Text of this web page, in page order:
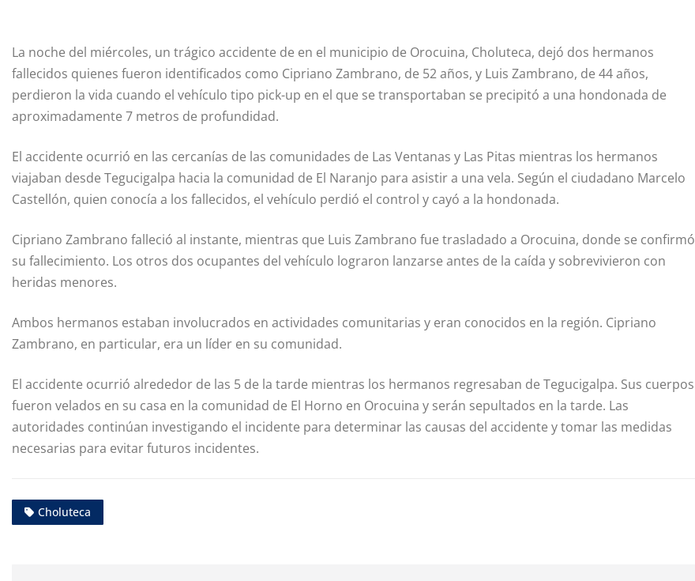
La noche del miércoles, un trágico accidente de en el municipio de Orocuina, Choluteca, dejó dos hermanos
fallecidos quienes fueron identificados como Cipriano Zambrano, de 52 años, y Luis Zambrano, de 44 años,
perdieron la vida cuando el vehículo tipo pick-up en el que se transportaban se precipitó a una hondonada de
aproximadamente 7 metros de profundidad.
El accidente ocurrió en las cercanías de las comunidades de Las Ventanas y Las Pitas mientras los hermanos
viajaban desde Tegucigalpa hacia la comunidad de El Naranjo para asistir a una vela. Según el ciudadano Marcelo
Castellón, quien conocía a los fallecidos, el vehículo perdió el control y cayó a la hondonada.
Cipriano Zambrano falleció al instante, mientras que Luis Zambrano fue trasladado a Orocuina, donde se confirmó
su fallecimiento. Los otros dos ocupantes del vehículo lograron lanzarse antes de la caída y sobrevivieron con
heridas menores.
Ambos hermanos estaban involucrados en actividades comunitarias y eran conocidos en la región. Cipriano
Zambrano, en particular, era un líder en su comunidad.
El accidente ocurrió alrededor de las 5 de la tarde mientras los hermanos regresaban de Tegucigalpa. Sus cuerpos
fueron velados en su casa en la comunidad de El Horno en Orocuina y serán sepultados en la tarde. Las
autoridades continúan investigando el incidente para determinar las causas del accidente y tomar las medidas
necesarias para evitar futuros incidentes.
Choluteca